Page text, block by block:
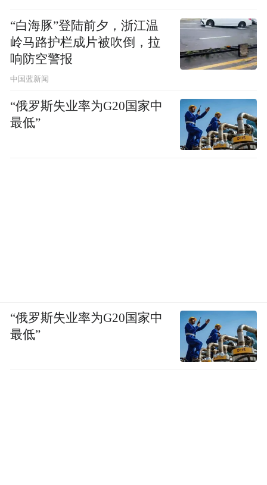
“白海豚”登陆前夕，浙江温
岭马路护栏成片被吹倒，拉
响防空警报
中国蓝新闻
“俄罗斯失业率为G20国家中
最低”
“俄罗斯失业率为G20国家中
最低”